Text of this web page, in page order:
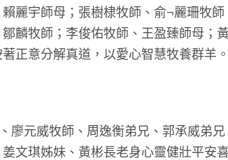
麗宇師母；張樹棣牧師、俞¬麗珊牧
麟牧師；李俊佑牧師、王盈臻師母；
正意分解真道，以愛心智慧牧養群羊。
廖元威牧師、周逸衡弟兄、郭承威弟
文琪姊妹、黃彬長老身心靈健壯平安